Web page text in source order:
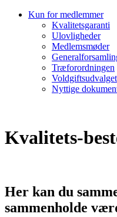
Kun for medlemmer
Kvalitetsgaranti
Ulovligheder
Medlemsmøder
Træforordningen
Voldgiftsudvalget
Nyttige
Kvalitets-
Her kan du
sammenholde